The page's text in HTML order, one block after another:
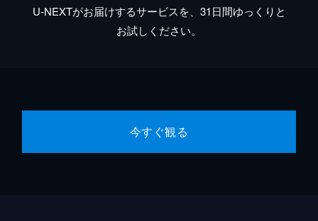
U-NEXTがお届けするサービスを、31日間ゆっくりと
お試しください。
今すぐ観る